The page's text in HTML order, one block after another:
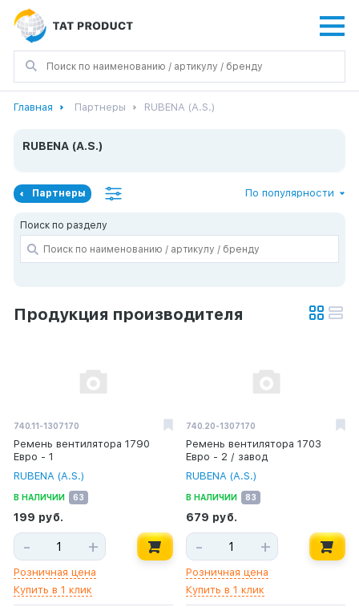
Главная Партнеры RUBENA (A.S.)
Партнеры
RUBENA (A.S.)
По популярности
Поиск по разделу
Продукция производителя
740.11-1307170
Ремень вентилятора 1790
Евро - 1
RUBENA (A.S.)
В НАЛИЧИИ 63
199 руб.
Розничная цена
Купить в 1 клик
- +
740.20-1307170
Ремень вентилятора 1703
Евро - 2 / завод
RUBENA (A.S.)
В НАЛИЧИИ 83
679 руб.
Розничная цена
Купить в 1 клик
- +